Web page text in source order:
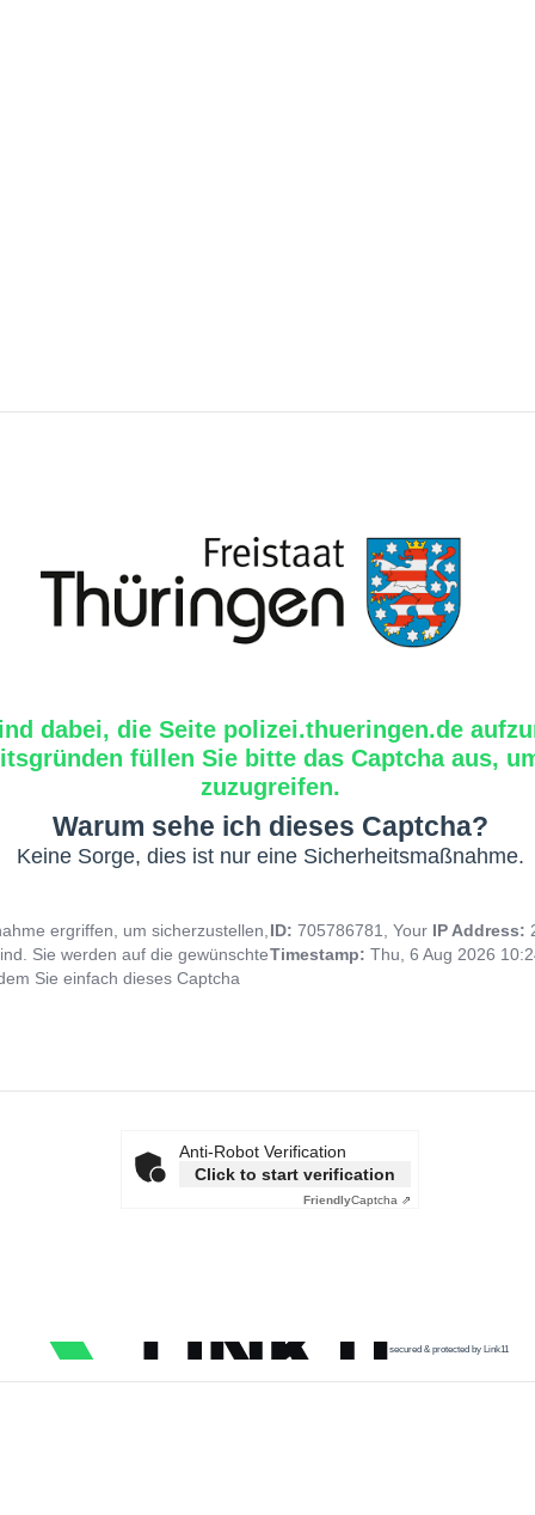
dabei, die Seite polizei.thueringen.de
füllen Sie bitte das Captcha aus,
zuzugreifen.
Warum sehe ich dieses Captcha?
Keine Sorge, dies ist nur eine Sicherheitsmaßnahme.
ergriffen, um sicherzustellen,
Sie werden auf die gewünschte
Sie einfach dieses Captcha
ID: 705786781, Your IP Address:
Timestamp: Thu, 6 Aug 2026
Anti-Robot Verification
Click to start verification
FriendlyCaptcha ⇗
secured & protected by Link11